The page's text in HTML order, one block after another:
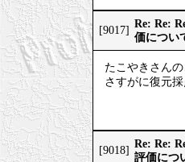
[9017]
Re: Re:
価につい
たこやきさん
さすがに復元
[9018]
Re: Re:
評価につ